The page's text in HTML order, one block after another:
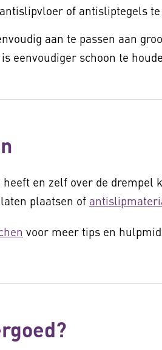
of antisliptegels
aan te passen aan
eenvoudiger schoon te
en zelf over de drempel
laten plaatsen of
voor meer tips en